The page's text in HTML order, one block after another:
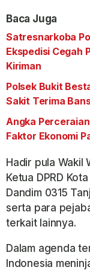
Baca Juga
Satresnarkoba
Ekspedisi Cegah
Kiriman
Polsek Bukit
Sakit Terima
Angka
Faktor Ekonomi
Hadir pula Wakil
Ketua DPRD
Dandim 0315
serta para
terkait lainnya.
Dalam agenda
Indonesia